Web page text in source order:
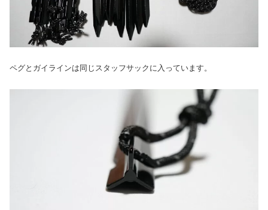
ペグとガイラインは同じスタッフサックに入っています。